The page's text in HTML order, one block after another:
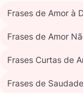
Frases de Amor à
Frases de Amor
Frases Curtas de
Frases de Saudade